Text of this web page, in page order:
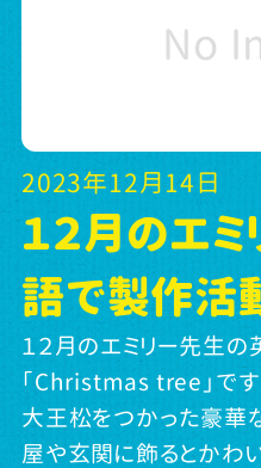
No
2023年12月14日
１２月のエ
語で製作活
１２月のエミリー先生
「Christmas tree」で
大王松をつかった豪華
屋や玄関に飾るとかわ